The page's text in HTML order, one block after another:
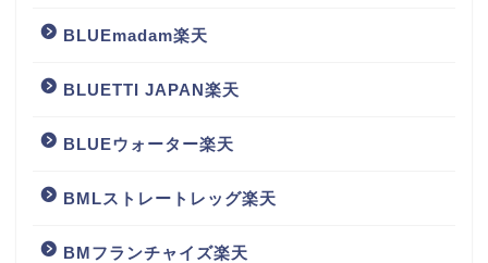
BLUEmadam楽天
BLUETTI JAPAN楽天
BLUEウォーター楽天
BMLストレートレッグ楽天
BMフランチャイズ楽天